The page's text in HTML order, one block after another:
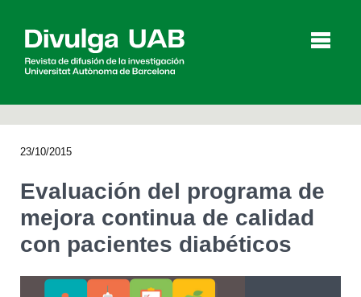
Agenda
23/10/2015
Evaluación del programa de
mejora continua de calidad
con pacientes diabéticos